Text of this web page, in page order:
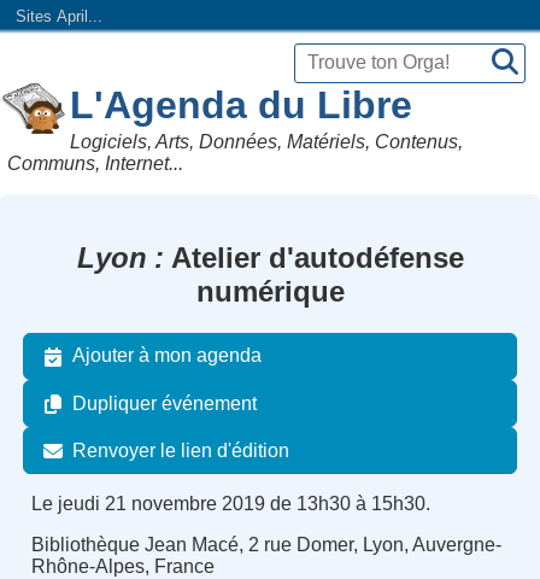
Sites April...
L'Agenda du Libre
Logiciels, Arts, Données, Matériels, Contenus,
Communs, Internet...
Lyon
Atelier d'autodéfense
numérique
Ajouter à mon agenda
Dupliquer événement
Renvoyer le lien d'édition
Le jeudi 21 novembre 2019 de 13h30 à 15h30.
Bibliothèque Jean Macé, 2 rue Domer, Lyon, Auvergne-
Rhône-Alpes, France